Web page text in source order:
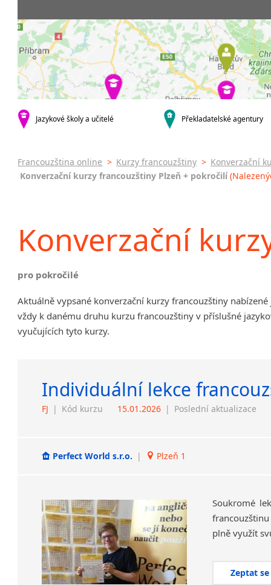
Brno
Plzeň
Karlovy Vary
malá města podle abecedy
Sedlčany
kurzy s
Online
Letní
20 a více hodin týdně
Večerní
Jazykové školy a učitelé Překladatelské agentury
Francouzština online > Kurzy francouzštiny > Konverzační
Konverzační kurzy francouzštiny Plzeň + pokročilí
Konverzační
pro pokročilé
Aktuálně vypsané konverzační kurzy francouzštiny
vždy k danému druhu kurzu francouzštiny v příslušné
vyučujících tyto kurzy.
Individuální lekce
FJ | Kód kurzu 15.01.2026 | Poslední aktualizace
Perfect World s.r.o. | Plzeň 1
Soukromé
francouzštinu
plně využít
Zeptat